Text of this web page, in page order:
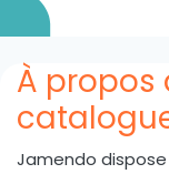
À propos
Jamendo